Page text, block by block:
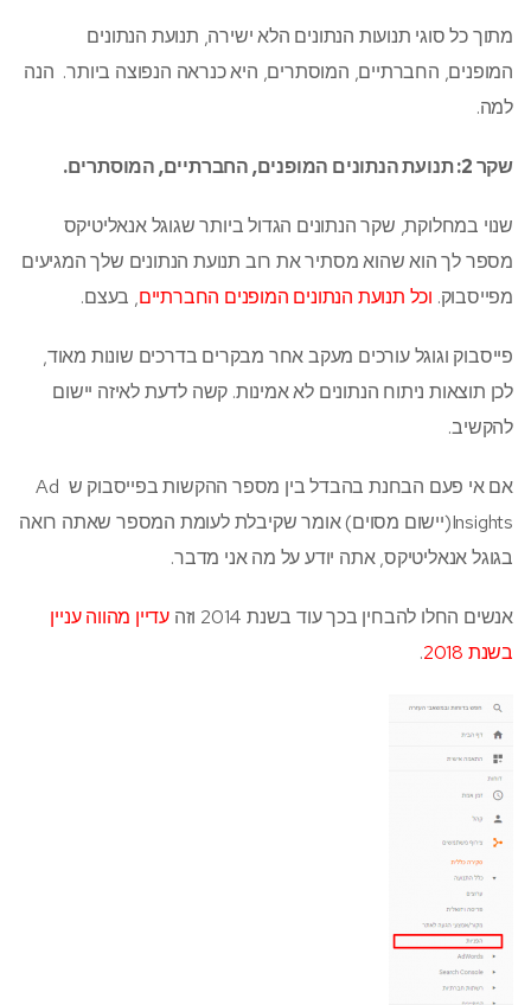
מתוך כל סוגי תנועות הנתונים הלא ישירה, תנועת הנתונים
המופנים, החברתיים, המוסתרים, היא כנראה הנפוצה ביותר. הנה
למה.
שקר 2: תנועת הנתונים המופנים, החברתיים, המוסתרים.
שנוי במחלוקת, שקר הנתונים הגדול ביותר שגוגל אנאליטיקס
מספר לך הוא שהוא מסתיר את רוב תנועת הנתונים שלך המגיעים
מפייסבוק. וכל תנועת הנתונים המופנים החברתיים, בעצם.
פייסבוק וגוגל עורכים מעקב אחר מבקרים בדרכים שונות מאוד,
לכן תוצאות ניתוח הנתונים לא אמינות. קשה לדעת לאיזה יישום
להקשיב.
אם אי פעם הבחנת בהבדל בין מספר ההקשות בפייסבוק ש Ad
Insights(יישום מסוים) אומר שקיבלת לעומת המספר שאתה רואה
בגוגל אנאליטיקס, אתה יודע על מה אני מדבר.
אנשים החלו להבחין בכך עוד בשנת 2014 וזה
עדיין מהווה עניין
בשנת 2018
.